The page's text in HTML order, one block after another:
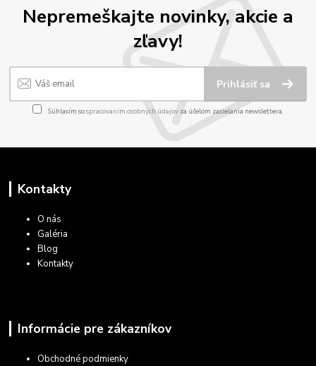
Nepremeškajte novinky, akcie a
zľavy!
Prihlásiť sa
Súhlasím sospracovaním osobných údajov za účelom zasielania newslettera.
Kontakty
O nás
Galéria
Blog
Kontakty
Informácie pre zákazníkov
Obchodné podmienky